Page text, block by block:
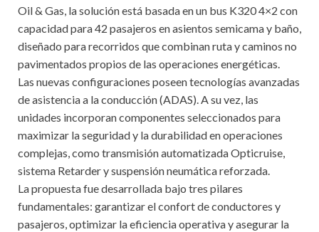
Oil & Gas, la solución está basada en un bus K320 4×2 con
capacidad para 42 pasajeros en asientos semicama y baño,
diseñado para recorridos que combinan ruta y caminos no
pavimentados propios de las operaciones energéticas.
Las nuevas configuraciones poseen tecnologías avanzadas
de asistencia a la conducción (ADAS). A su vez, las
unidades incorporan componentes seleccionados para
maximizar la seguridad y la durabilidad en operaciones
complejas, como transmisión automatizada Opticruise,
sistema Retarder y suspensión neumática reforzada.
La propuesta fue desarrollada bajo tres pilares
fundamentales: garantizar el confort de conductores y
pasajeros, optimizar la eficiencia operativa y asegurar la